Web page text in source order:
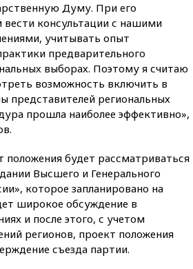
Думу. При его
консультации с нашими
учитывать опыт
предварительного
выборах. Поэтому я считаю
возможность включить в
представителей региональных
прошла наиболее эффективно»,
положения будет рассматриваться
Высшего и Генерального
которое запланировано на
широкое обсуждение в
и после этого, с учетом
регионов, проект положения
съезда партии.